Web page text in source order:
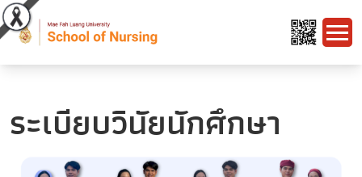
ระเบียบวินัยนักศึกษา